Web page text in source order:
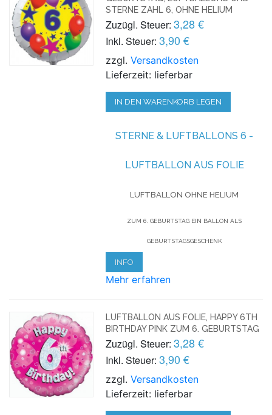
STERNE ZAHL 6, OHNE HELIUM
Zuzügl. Steuer: 3,28 €
Inkl. Steuer: 3,90 €
zzgl.Versandkosten
Lieferzeit: lieferbar
IN DEN WARENKORB LEGEN
STERNE & LUFTBALLONS 6 -
LUFTBALLON AUS FOLIE
LUFTBALLON OHNE HELIUM
ZUM 6. GEBURTSTAG EIN BALLON ALS
GEBURTSTAGSGESCHENK
INFO
Mehr erfahren
LUFTBALLON AUS FOLIE, HAPPY 6TH
BIRTHDAY PINK ZUM 6. GEBURTSTAG
Zuzügl. Steuer: 3,28 €
Inkl. Steuer: 3,90 €
zzgl.Versandkosten
Lieferzeit: lieferbar